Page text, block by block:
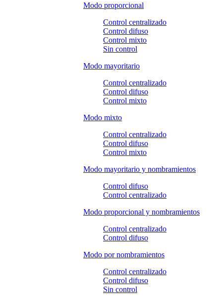
Modo proporcional
Control centralizado
Control difuso
Control mixto
Sin control
Modo mayoritario
Control centralizado
Control difuso
Control mixto
Modo mixto
Control centralizado
Control difuso
Control mixto
Modo mayoritario y nombramientos
Control difuso
Control centralizado
Modo proporcional y nombramientos
Control centralizado
Control difuso
Modo por nombramientos
Control centralizado
Control difuso
Sin control